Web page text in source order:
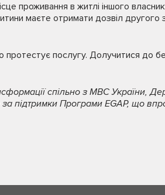
проживання в житлі іншого
маєте отримати дозвіл
протестує послугу. Долучитися до
спільно з МВС України,
за підтримки Програми EGAP, що